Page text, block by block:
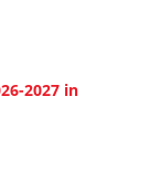
2027 in